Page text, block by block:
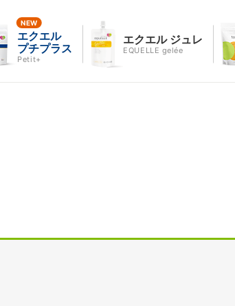
エクエル
プチプラス
Petit+
エクエル ジュレ
EQUELLE gelée